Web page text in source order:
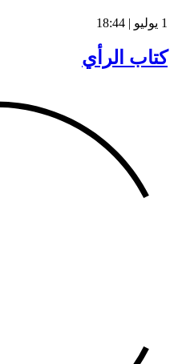
1 يوليو | 18:44
كتاب الرأي